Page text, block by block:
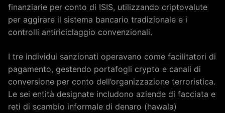
finanziarie per conto di ISIS, utilizzando criptovalute
per aggirare il sistema bancario tradizionale e i
controlli antiriciclaggio convenzionali.
I tre individui sanzionati operavano come facilitatori di
pagamento, gestendo portafogli crypto e canali di
conversione per conto dell’organizzazione terroristica.
Le sei entità designate includono aziende di facciata e
reti di scambio informale di denaro (hawala)